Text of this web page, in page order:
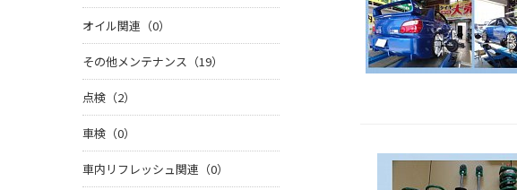
オイル関連（0）
その他メンテナンス（19）
点検（2）
車検（0）
車内リフレッシュ関連（0）